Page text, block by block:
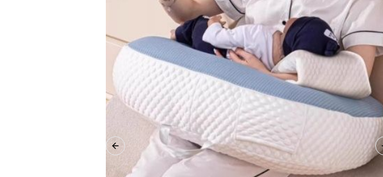
Previous slide